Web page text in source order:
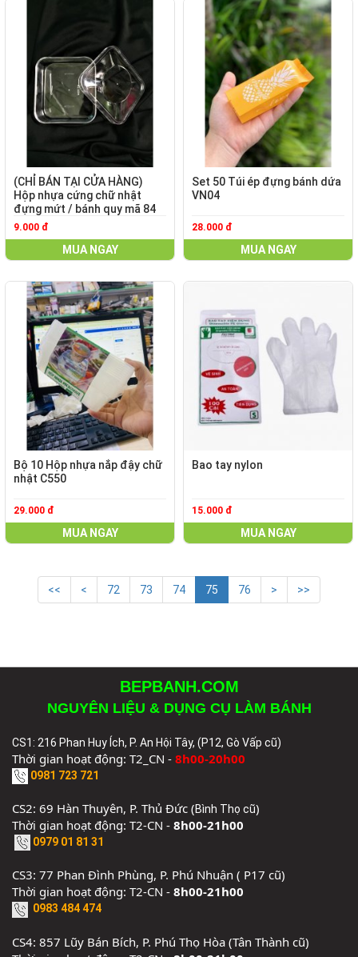
(CHỈ BÁN TẠI CỬA HÀNG)
Hộp nhựa cứng chữ nhật
đựng mứt / bánh quy mã 84
9.000 đ
MUA NGAY
Set 50 Túi ép đựng bánh dứa
VN04
28.000 đ
MUA NGAY
Bộ 10 Hộp nhựa nắp đậy chữ
nhật C550
29.000 đ
MUA NGAY
Bao tay nylon
15.000 đ
MUA NGAY
<< < 72 73 74 75 76 > >>
BEPBANH.COM
NGUYÊN LIỆU & DỤNG CỤ LÀM BÁNH
CS1: 216 Phan Huy Ích, P. An Hội Tây, (P12, Gò Vấp cũ)
Thời gian hoạt động: T2_CN - 8h00-20h00
0981 723 721
CS2: 69 Hàn Thuyên, P. Thủ Đức (Bình Thọ cũ)
Thời gian hoạt động: T2-CN - 8h00-21h00
0979 01 81 31
CS3: 77 Phan Đình Phùng, P. Phú Nhuận ( P17 cũ)
Thời gian hoạt động: T2-CN - 8h00-21h00
0983 484 474
CS4: 857 Lũy Bán Bích, P. Phú Thọ Hòa (Tân Thành cũ)